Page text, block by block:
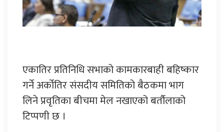
एकातिर प्रतिनिधि सभाको कामकारबाही बहिष्कार
गर्ने अर्कोतिर संसदीय समितिको बैठकमा भाग
लिने प्रवृतिका बीचमा मेल नखाएको बर्तौलाको
टिप्पणी छ ।